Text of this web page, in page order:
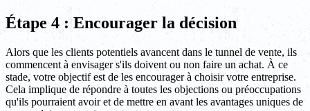
Étape 4 : Encourager la décision
Alors que les clients potentiels avancent dans le tunnel de vente, ils
commencent à envisager s'ils doivent ou non faire un achat. À ce
stade, votre objectif est de les encourager à choisir votre entreprise.
Cela implique de répondre à toutes les objections ou préoccupations
qu'ils pourraient avoir et de mettre en avant les avantages uniques de